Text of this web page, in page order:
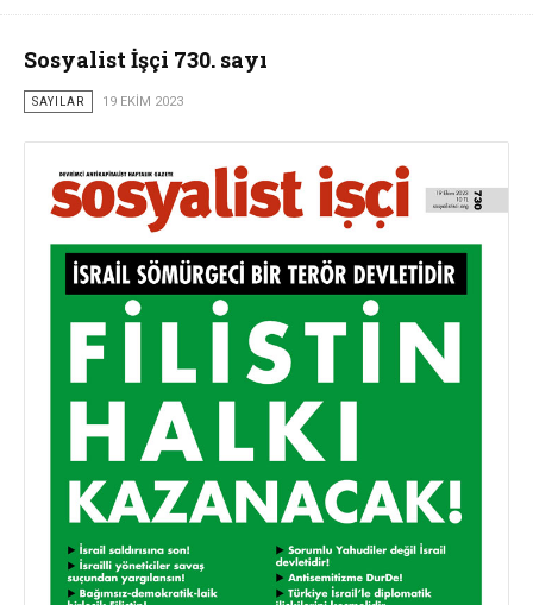
Sosyalist İşçi 730. sayı
SAYILAR 19 EKIM 2023